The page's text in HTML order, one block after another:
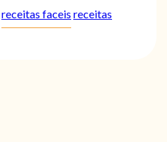
receitas faceis receitas